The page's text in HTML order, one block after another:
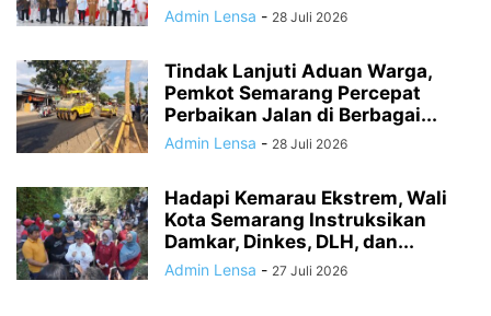
Admin Lensa - 28 Juli 2026
Tindak Lanjuti Aduan Warga,
Pemkot Semarang Percepat
Perbaikan Jalan di Berbagai...
Admin Lensa - 28 Juli 2026
Hadapi Kemarau Ekstrem, Wali
Kota Semarang Instruksikan
Damkar, Dinkes, DLH, dan...
Admin Lensa - 27 Juli 2026